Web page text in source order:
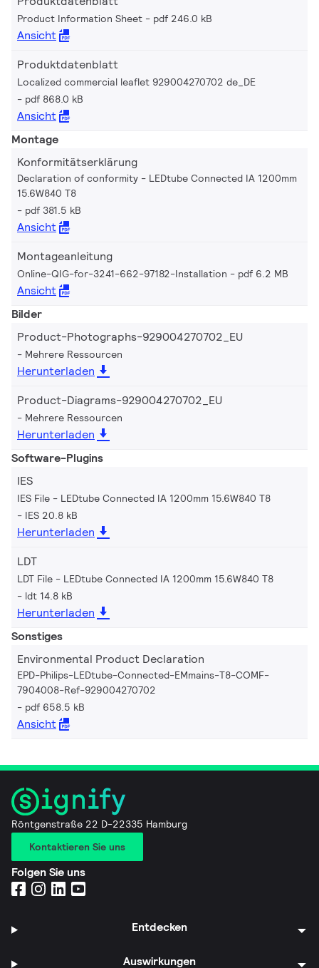
Product Information Sheet pdf 246.0 kB
Ansicht
Produktdatenblatt
Localized commercial leaflet 929004270702 de_DE
pdf 868.0 kB
Ansicht
Montage
Konformitätserklärung
Declaration of conformity - LEDtube Connected IA 1200mm
15.6W840 T8
pdf 381.5 kB
Ansicht
Montageanleitung
Online-QIG-for-3241-662-97182-Installation pdf 6.2 MB
Ansicht
Bilder
Product-Photographs-929004270702_EU
Mehrere Ressourcen
Herunterladen
Product-Diagrams-929004270702_EU
Mehrere Ressourcen
Herunterladen
Software-Plugins
IES
IES File - LEDtube Connected IA 1200mm 15.6W840 T8
IES 20.8 kB
Herunterladen
LDT
LDT File - LEDtube Connected IA 1200mm 15.6W840 T8
ldt 14.8 kB
Herunterladen
Sonstiges
Environmental Product Declaration
EPD-Philips-LEDtube-Connected-EMmains-T8-COMF-
7904008-Ref-929004270702
pdf 658.5 kB
Ansicht
Röntgenstraße 22 D-22335 Hamburg
Kontaktieren Sie uns
Folgen Sie uns
Entdecken
Auswirkungen